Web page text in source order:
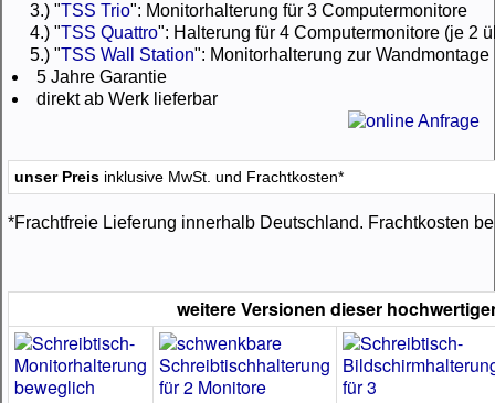
3.) "TSS Trio": Monitorhalterung für 3 Computermonitore
4.) "TSS Quattro": Halterung für 4 Computermonitore (je 2
5.) "TSS Wall Station": Monitorhalterung zur Wandmontage
5 Jahre Garantie
direkt ab Werk lieferbar
unser Preis inklusive MwSt. und Frachtkosten*
*Frachtfreie Lieferung innerhalb Deutschland. Frachtkosten
weitere Versionen dieser